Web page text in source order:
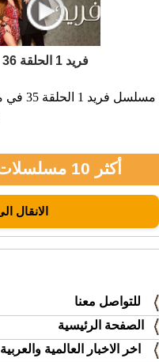
فريد 1 الحلقة 36
أكثر 10 مسلسلات رمضان 2026 مشاهدة
للتواصل معنا
الصفحة الرئيسية
اخر الاخبار العالمية والعربية